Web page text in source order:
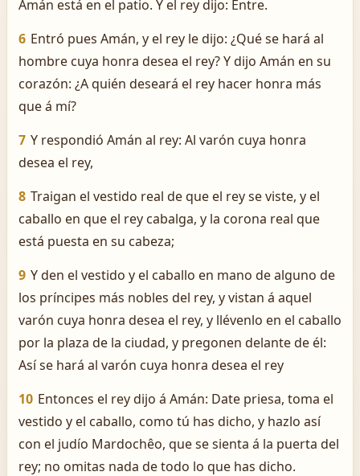
Amán está en el patio. Y el rey dijo: Entre.
6 Entró pues Amán, y el rey le dijo: ¿Qué se hará al
hombre cuya honra desea el rey? Y dijo Amán en su
corazón: ¿A quién deseará el rey hacer honra más
que á mí?
7 Y respondió Amán al rey: Al varón cuya honra
desea el rey,
8 Traigan el vestido real de que el rey se viste, y el
caballo en que el rey cabalga, y la corona real que
está puesta en su cabeza;
9 Y den el vestido y el caballo en mano de alguno de
los príncipes más nobles del rey, y vistan á aquel
varón cuya honra desea el rey, y llévenlo en el caballo
por la plaza de la ciudad, y pregonen delante de él:
Así se hará al varón cuya honra desea el rey
10 Entonces el rey dijo á Amán: Date priesa, toma el
vestido y el caballo, como tú has dicho, y hazlo así
con el judío Mardochêo, que se sienta á la puerta del
rey; no omitas nada de todo lo que has dicho.